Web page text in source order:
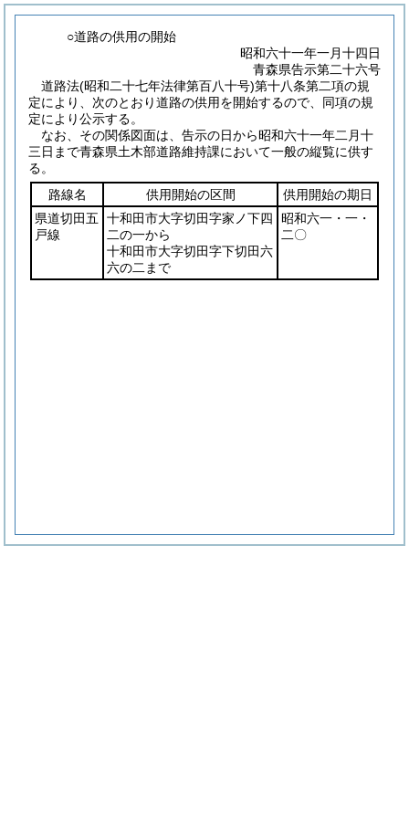
○道路の供用の開始
昭和六十一年一月十四日
青森県告示第二十六号
道路法(昭和二十七年法律第百八十号)第十八条第二項の規
定により、次のとおり道路の供用を開始するので、同項の規
定により公示する。
なお、その関係図面は、告示の日から昭和六十一年二月十
三日まで青森県土木部道路維持課において一般の縦覧に供す
る。
路線名
供用開始の区間
供用開始の期日
県道切田五
戸線
十和田市大字切田字家ノ下四
二の一から
十和田市大字切田字下切田六
六の二まで
昭和六一・一・
二〇